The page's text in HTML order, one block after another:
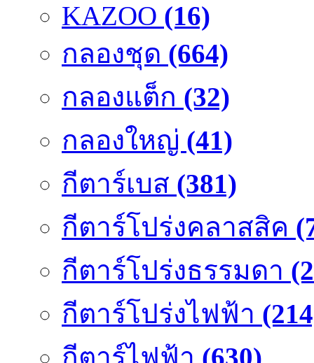
KAZOO (16)
กลองชุด (664)
กลองแต็ก (32)
กลองใหญ่ (41)
กีตาร์เบส (381)
กีตาร์โปร่งคลาสสิค
กีตาร์โปร่งธรรมดา
กีตาร์โปร่งไฟฟ้า